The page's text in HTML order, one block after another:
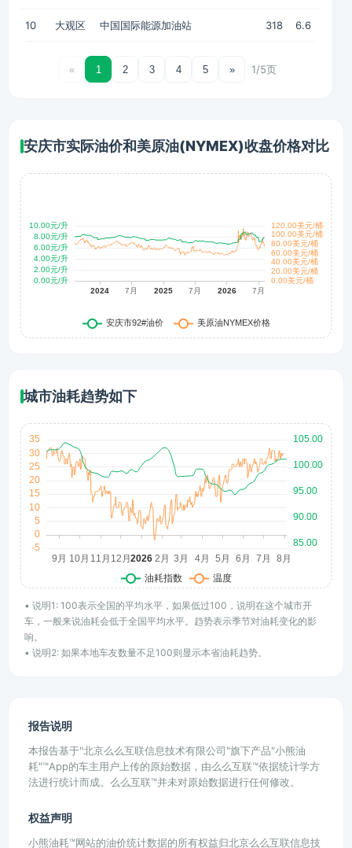
10 大观区 中国国际能源加油站 318 6.6
« 1 2 3 4 5 » 1/5页
安庆市实际油价和美原油(NYMEX)收盘价格对比
城市油耗趋势如下
• 说明1: 100表示全国的平均水平，如果低过100，说明在这个城市开
车，一般来说油耗会低于全国平均水平。趋势表示季节对油耗变化的影
响。
• 说明2: 如果本地车友数量不足100则显示本省油耗趋势。
报告说明
本报告基于"北京么么互联信息技术有限公司"旗下产品"小熊油
耗"™App的车主用户上传的原始数据，由么么互联™依据统计学方
法进行统计而成。么么互联™并未对原始数据进行任何修改。
权益声明
小熊油耗™网站的油价统计数据的所有权益归北京么么互联信息技